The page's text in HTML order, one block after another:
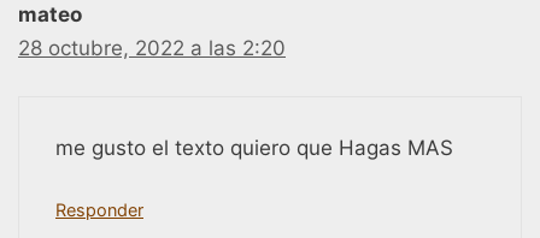
mateo
28 octubre, 2022 a las 2:20
me gusto el texto quiero que Hagas MAS
Responder